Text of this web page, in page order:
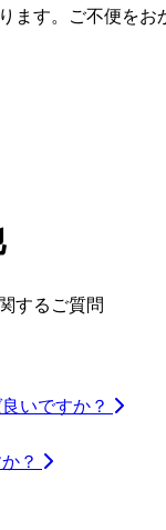
す。ご不便をお
するご質問
いですか？
？